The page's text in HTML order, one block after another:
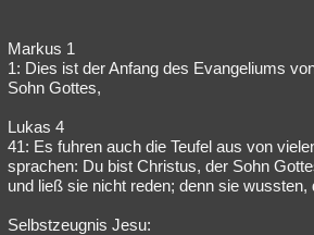
Markus 1
1: Dies ist der Anfang des Evangeliums
Sohn Gottes,
Lukas 4
41: Es fuhren auch die Teufel aus von
sprachen: Du bist Christus, der Sohn
und ließ sie nicht reden; denn sie
Selbstzeugnis Jesu: